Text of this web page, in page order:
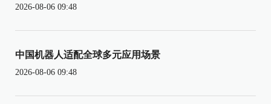
2026-08-06 09:48
中国机器人适配全球多元应用场景
2026-08-06 09:48